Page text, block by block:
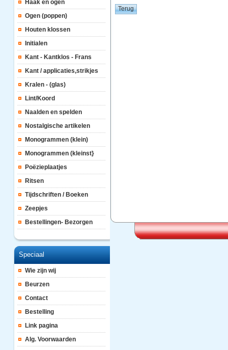
Haak en ogen
Ogen (poppen)
Houten klossen
Initialen
Kant - Kantklos - Frans
Kant / applicaties,strikjes
Kralen - (glas)
Lint/Koord
Naalden en spelden
Nostalgische artikelen
Monogrammen (klein)
Monogrammen (kleinst}
Poëzieplaatjes
Ritsen
Tijdschriften / Boeken
Zeepjes
Bestellingen- Bezorgen
Speciaal
Wie zijn wij
Beurzen
Contact
Bestelling
Link pagina
Alg. Voorwaarden